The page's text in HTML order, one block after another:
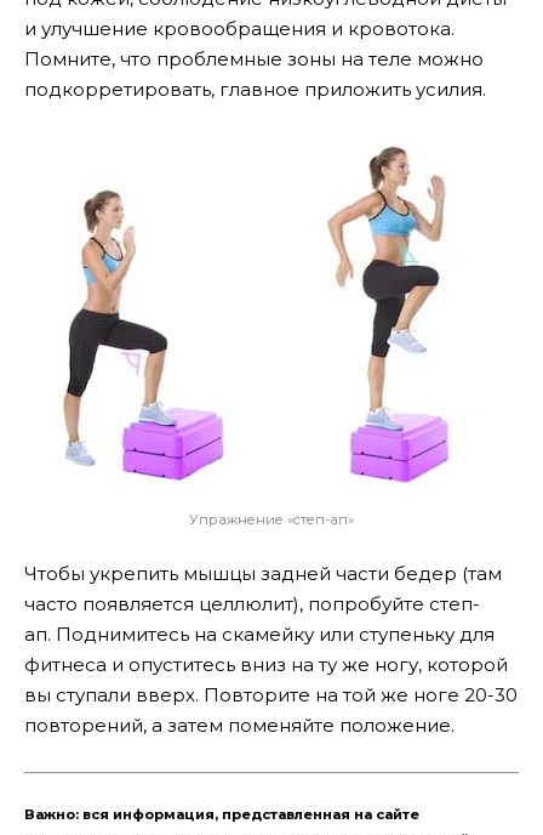
и улучшение кровообращения и кровотока.
Помните, что проблемные зоны на теле можно
подкорретировать, главное приложить усилия.
Упражнение «степ-ап»
Чтобы укрепить мышцы задней части бедер (там
часто появляется целлюлит), попробуйте степ-
ап. Поднимитесь на скамейку или ступеньку для
фитнеса и опуститесь вниз на ту же ногу, которой
вы ступали вверх. Повторите на той же ноге 20-30
повторений, а затем поменяйте положение.
Важно: вся информация, представленная на сайте